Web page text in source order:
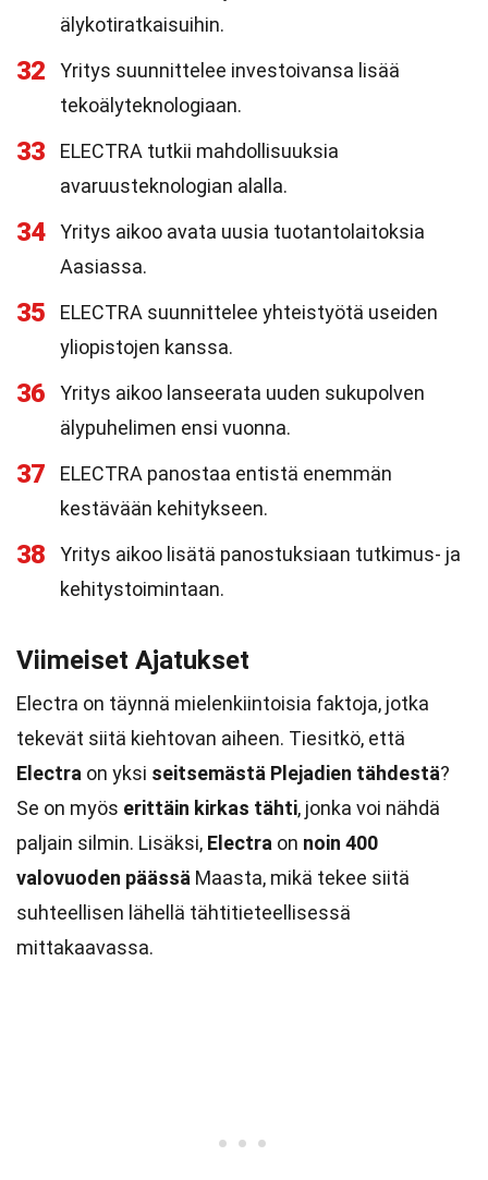
älykotiratkaisuihin.
32
Yritys suunnittelee investoivansa lisää
tekoälyteknologiaan.
33
ELECTRA tutkii mahdollisuuksia
avaruusteknologian alalla.
34
Yritys aikoo avata uusia tuotantolaitoksia
Aasiassa.
35
ELECTRA suunnittelee yhteistyötä useiden
yliopistojen kanssa.
36
Yritys aikoo lanseerata uuden sukupolven
älypuhelimen ensi vuonna.
37
ELECTRA panostaa entistä enemmän
kestävään kehitykseen.
38
Yritys aikoo lisätä panostuksiaan tutkimus- ja
kehitystoimintaan.
Viimeiset Ajatukset
Electra on täynnä mielenkiintoisia faktoja, jotka
tekevät siitä kiehtovan aiheen. Tiesitkö, että
Electra on yksi seitsemästä Plejadien tähdestä?
Se on myös erittäin kirkas tähti, jonka voi nähdä
paljain silmin. Lisäksi, Electra on noin 400
valovuoden päässä Maasta, mikä tekee siitä
suhteellisen lähellä tähtitieteellisessä
mittakaavassa.